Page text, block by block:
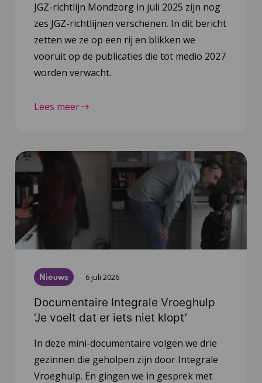
JGZ-richtlijn Mondzorg in juli 2025 zijn nog
zes JGZ-richtlijnen verschenen. In dit bericht
zetten we ze op een rij en blikken we
vooruit op de publicaties die tot medio 2027
worden verwacht.
Lees meer
Nieuws 6 juli 2026
Documentaire Integrale Vroeghulp
‘Je voelt dat er iets niet klopt’
In deze mini-documentaire volgen we drie
gezinnen die geholpen zijn door Integrale
Vroeghulp. En gingen we in gesprek met